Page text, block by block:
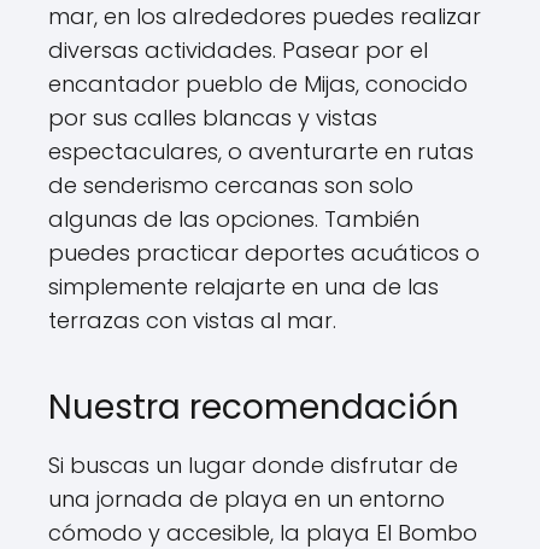
mar, en los alrededores puedes realizar
diversas actividades. Pasear por el
encantador pueblo de Mijas, conocido
por sus calles blancas y vistas
espectaculares, o aventurarte en rutas
de senderismo cercanas son solo
algunas de las opciones. También
puedes practicar deportes acuáticos o
simplemente relajarte en una de las
terrazas con vistas al mar.
Nuestra recomendación
Si buscas un lugar donde disfrutar de
una jornada de playa en un entorno
cómodo y accesible, la playa El Bombo